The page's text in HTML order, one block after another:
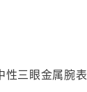
性三眼金属腕